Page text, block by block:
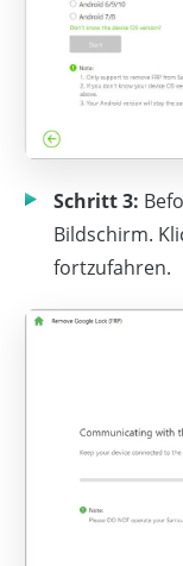
Schritt 3:
Bildschirm.
fortzufahren.